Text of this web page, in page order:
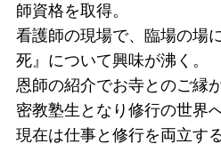
師資格を取得。
看護師の現場で、臨場の場
死』について興味が沸く。
恩師の紹介でお寺とのご縁
密教塾生となり修行の世界へ
現在は仕事と修行を両立す